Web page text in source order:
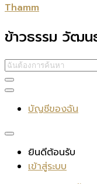
Thamm
ข้าวธรรม วัฒ
บัญชีของฉัน
ยินดีต้อนรับ
เข้าสู่ระบบ